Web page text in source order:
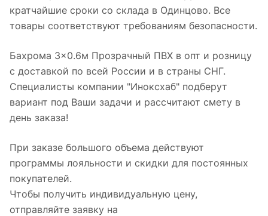
кратчайшие сроки со склада в Одинцово. Все
товары соответствуют требованиям безопасности.
Бахрома 3×0.6м Прозрачный ПВХ в опт и розницу
с доставкой по всей России и в страны СНГ.
Специалисты компании "Иноксхаб" подберут
вариант под Ваши задачи и рассчитают смету в
день заказа!
При заказе большого объема действуют
программы лояльности и скидки для постоянных
покупателей.
Чтобы получить индивидуальную цену,
отправляйте заявку на